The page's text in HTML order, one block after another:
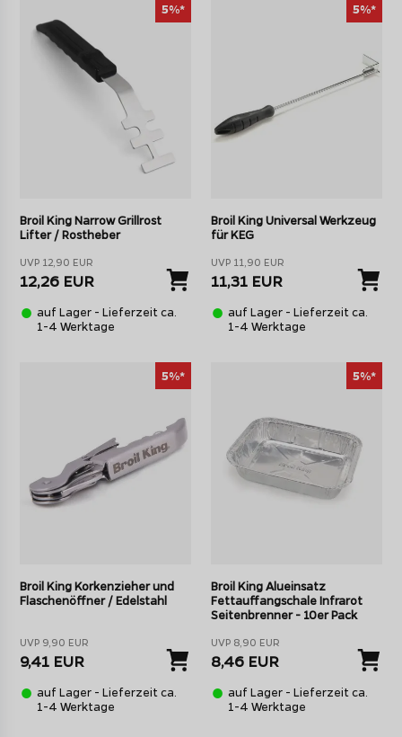
5%*
Broil King Narrow Grillrost
Lifter / Rostheber
UVP 12,90 EUR
12,26 EUR
auf Lager - Lieferzeit ca.
1-4 Werktage
5%*
Broil King Universal Werkzeug
für KEG
UVP 11,90 EUR
11,31 EUR
auf Lager - Lieferzeit ca.
1-4 Werktage
5%*
Broil King Korkenzieher und
Flaschenöffner / Edelstahl
UVP 9,90 EUR
9,41 EUR
auf Lager - Lieferzeit ca.
1-4 Werktage
5%*
Broil King Alueinsatz
Fettauffangschale Infrarot
Seitenbrenner - 10er Pack
UVP 8,90 EUR
8,46 EUR
auf Lager - Lieferzeit ca.
1-4 Werktage